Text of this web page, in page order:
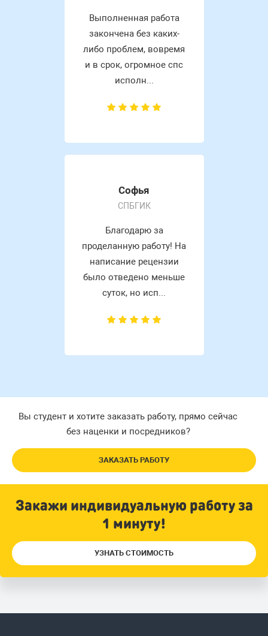
Выполненная работа
закончена без каких-
либо проблем, вовремя
и в срок, огромное спс
исполн...
Софья
СПБГИК
Благодарю за
проделанную работу! На
написание рецензии
было отведено меньше
суток, но исп...
Вы студент и хотите заказать работу, прямо сейчас
без наценки и посредников?
ЗАКАЗАТЬ РАБОТУ
Закажи индивидуальную работу за
1 минуту!
УЗНАТЬ СТОИМОСТЬ